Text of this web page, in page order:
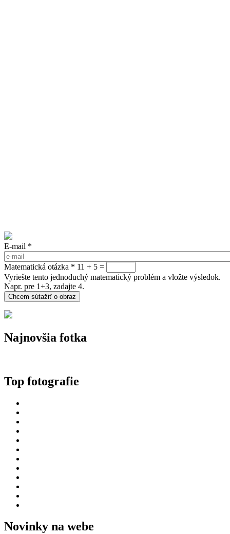
E-mail *
Matematická otázka * 11 + 5 =
Vyriešte tento jednoduchý matematický problém a vložte výsledok.
Napr. pre 1+3, zadajte 4.
Najnovšia fotka
Top fotografie
Novinky na webe